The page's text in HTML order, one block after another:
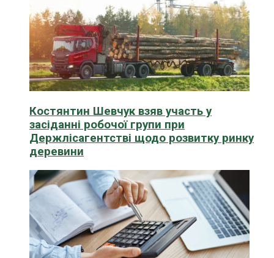
Костянтин Шевчук взяв участь у
засіданні робочої групи при
Держлісагентстві щодо розвитку ринку
деревини